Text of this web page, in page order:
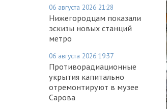
06 августа 2026 21:28
Нижегородцам показали
эскизы новых станций
метро
06 августа 2026 19:37
Противорадиационные
укрытия капитально
отремонтируют в музее
Сарова